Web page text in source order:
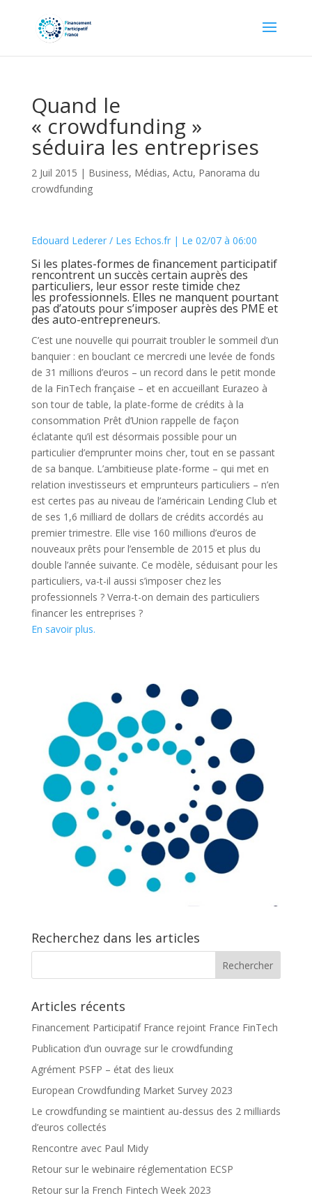
Quand le
« crowdfunding »
séduira les entreprises
2 Juil 2015 | Business, Médias, Actu, Panorama du
crowdfunding
Edouard Lederer / Les Echos.fr | Le 02/07 à 06:00
Si les plates-formes de financement participatif
rencontrent un succès certain auprès des
particuliers, leur essor reste timide chez
les professionnels. Elles ne manquent pourtant
pas d’atouts pour s’imposer auprès des PME et
des auto-entrepreneurs.
C’est une nouvelle qui pourrait troubler le sommeil d’un
banquier : en bouclant ce mercredi une levée de fonds
de 31 millions d’euros – un record dans le petit monde
de la FinTech française – et en accueillant Eurazeo à
son tour de table, la plate-forme de crédits à la
consommation Prêt d’Union rappelle de façon
éclatante qu’il est désormais possible pour un
particulier d’emprunter moins cher, tout en se passant
de sa banque. L’ambitieuse plate-forme – qui met en
relation investisseurs et emprunteurs particuliers – n’en
est certes pas au niveau de l’américain Lending Club et
de ses 1,6 milliard de dollars de crédits accordés au
premier trimestre. Elle vise 160 millions d’euros de
nouveaux prêts pour l’ensemble de 2015 et plus du
double l’année suivante. Ce modèle, séduisant pour les
particuliers, va-t-il aussi s’imposer chez les
professionnels ? Verra-t-on demain des particuliers
financer les entreprises ?
En savoir plus.
Recherchez dans les articles
Articles récents
Financement Participatif France rejoint France FinTech
Publication d’un ouvrage sur le crowdfunding
Agrément PSFP – état des lieux
European Crowdfunding Market Survey 2023
Le crowdfunding se maintient au-dessus des 2 milliards
d’euros collectés
Rencontre avec Paul Midy
Retour sur le webinaire réglementation ECSP
Retour sur la French Fintech Week 2023